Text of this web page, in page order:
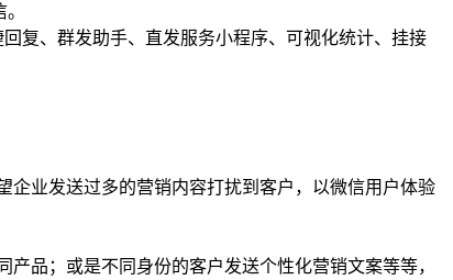
、群发助手、直发服务小程序、可视化统计、挂接
业发送过多的营销内容打扰到客户，以微信用户体验
品；或是不同身份的客户发送个性化营销文案等等，